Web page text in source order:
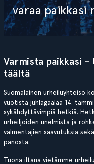
varaa paikkasi
Varmista paikkasi
täältä
Suomalainen urheiluyhteisö
vuotista juhlagaalaa 14.
sykähdyttävimpiä hetkiä.
urheiljoiden unelmista ja
valmentajien saavutuksia
panosta.
Tuona iltana vietämme